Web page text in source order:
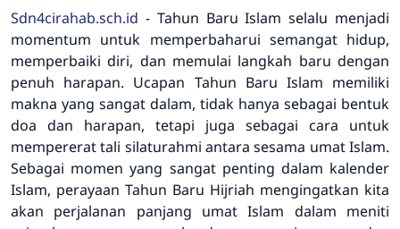
Sdn4cirahab.sch.id - Tahun Baru Islam selalu menjadi
momentum untuk memperbaharui semangat hidup,
memperbaiki diri, dan memulai langkah baru dengan
penuh harapan. Ucapan Tahun Baru Islam memiliki
makna yang sangat dalam, tidak hanya sebagai bentuk
doa dan harapan, tetapi juga sebagai cara untuk
mempererat tali silaturahmi antara sesama umat Islam.
Sebagai momen yang sangat penting dalam kalender
Islam, perayaan Tahun Baru Hijriah mengingatkan kita
akan perjalanan panjang umat Islam dalam meniti